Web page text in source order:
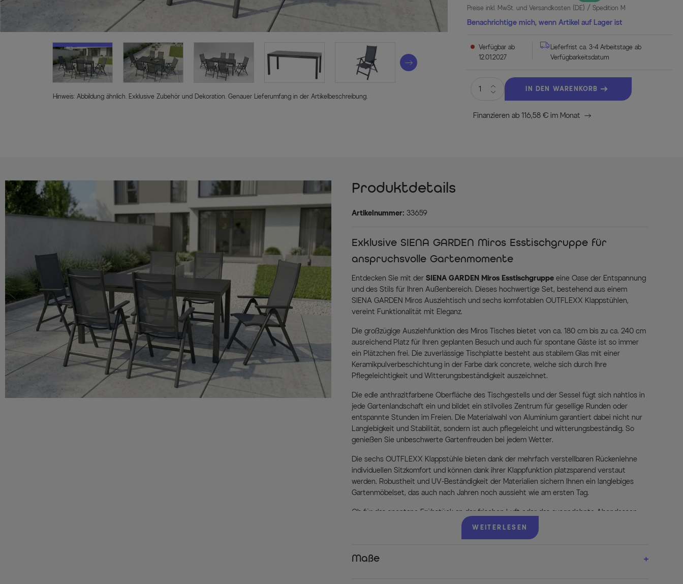
Hinweis: Abbildung ähnlich. Exklusive Zubehör und Dekoration. Genauer Lieferumfang in der Artikelbeschreibung.
Preise inkl. MwSt. und Versandkosten (DE) / Spedition M
Benachrichtige mich, wenn Artikel auf Lager ist
Verfügbar ab
12.01.2027
Lieferfrist ca. 3-4 Arbeitstage ab
Verfügbarkeitsdatum
IN DEN WARENKORB
Finanzieren ab 116,58 € im Monat
Produktdetails
Artikelnummer: 33659
Exklusive SIENA GARDEN Miros Esstischgruppe für
anspruchsvolle Gartenmomente
Entdecken Sie mit der SIENA GARDEN Miros Esstischgruppe eine Oase der Entspannung
und des Stils für Ihren Außenbereich. Dieses hochwertige Set, bestehend aus einem
SIENA GARDEN Miros Ausziehtisch und sechs komfotablen OUTFLEXX Klappstühlen,
vereint Funktionalität mit Eleganz.
Die großzügige Ausziehfunktion des Miros Tisches bietet von ca. 180 cm bis zu ca. 240 cm
ausreichend Platz für Ihren geplanten Besuch und auch für spontane Gäste ist so immer
ein Plätzchen frei. Die zuverlässige Tischplatte besteht aus stabilem Glas mit einer
Keramikpulverbeschichtung in der Farbe dark concrete, welche sich durch Ihre
Pflegeleichtigkeit und Witterungsbeständigkeit auszeichnet.
Die edle anthrazitfarbene Oberfläche des Tischgestells und der Sessel fügt sich nahtlos in
jede Gartenlandschaft ein und bildet ein stilvolles Zentrum für gesellige Runden oder
entspannte Stunden im Freien. Die Materialwahl von Aluminium garantiert dabei nicht nur
Langlebigkeit und Stabilität, sondern ist auch pflegeleicht und witterungsbeständig. So
genießen Sie unbeschwerte Gartenfreuden bei jedem Wetter.
Die sechs OUTFLEXX Klappstühle bieten dank der mehrfach verstellbaren Rückenlehne
individuellen Sitzkomfort und können dank ihrer Klappfunktion platzsparend verstaut
werden. Robustheit und UV-Beständigkeit der Materialien sichern Ihnen ein langlebiges
Gartenmöbelset, das auch nach Jahren noch aussieht wie am ersten Tag.
Ob für das spontane Frühstück an der frischen Luft oder das ausgedehnte Abendessen
unter Sternen – die SIENA GARDEN Miros Esstischgruppe ist Ihr perfekter Begleiter. Die
pulverbeschichtete Oberfläche schützt zusätzlich vor Korrosion und Kratzern und die
Mit einer Kombination aus praktischen Features und eleganter Optik ist diese
WEITERLESEN
Maße